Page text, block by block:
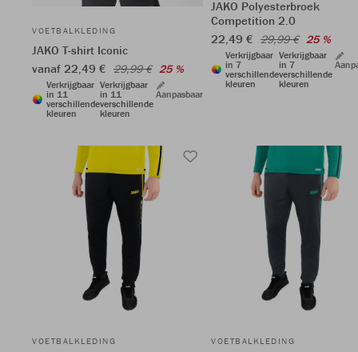
VOETBALKLEDING
JAKO T-shirt Iconic
vanaf 22,49 € 29,99 € 25 %
Verkrijgbaar
in 11
verschillende
kleuren
Verkrijgbaar
in 11
verschillende
kleuren
Aanpasbaar
JAKO Polyesterbroek
Competition 2.0
22,49 € 29,99 € 25 %
Verkrijgbaar
in 7
verschillende
kleuren
Verkrijgbaar
in 7
verschillende
kleuren
VOETBALKLEDING VOETBALKLEDING